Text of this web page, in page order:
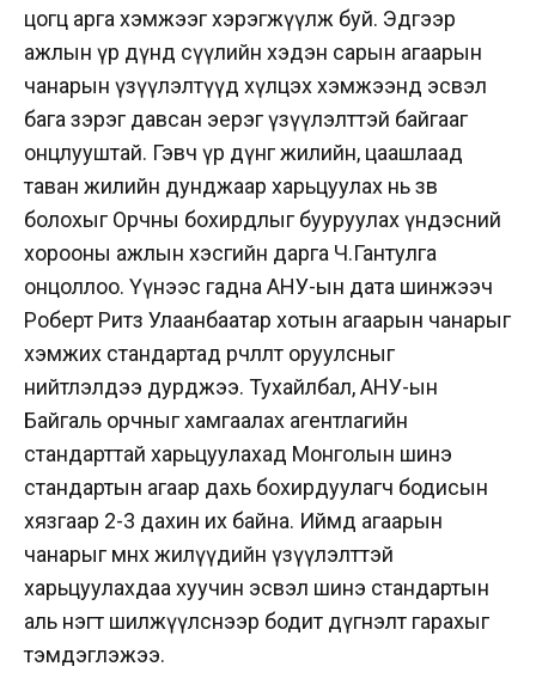
цогц арга хэмжээг хэрэгжүүлж буй. Эдгээр
ажлын үр дүнд сүүлийн хэдэн сарын агаарын
чанарын үзүүлэлтүүд хүлцэх хэмжээнд эсвэл
бага зэрэг давсан эерэг үзүүлэлттэй байгааг
онцлууштай. Гэвч үр дүнг жилийн, цаашлаад
таван жилийн дунджаар харьцуулах нь зөв
болохыг Орчны бохирдлыг бууруулах үндэсний
хорооны ажлын хэсгийн дарга Ч.Гантулга
онцоллоо. Үүнээс гадна АНУ-ын дата шинжээч
Роберт Ритз Улаанбаатар хотын агаарын чанарыг
хэмжих стандартад өөрчлөлт оруулсныг
нийтлэлдээ дурджээ. Тухайлбал, АНУ-ын
Байгаль орчныг хамгаалах агентлагийн
стандарттай харьцуулахад Монголын шинэ
стандартын агаар дахь бохирдуулагч бодисын
хязгаар 2-3 дахин их байна. Иймд агаарын
чанарыг өмнөх жилүүдийн үзүүлэлттэй
харьцуулахдаа хуучин эсвэл шинэ стандартын
аль нэгт шилжүүлснээр бодит дүгнэлт гарахыг
тэмдэглэжээ.